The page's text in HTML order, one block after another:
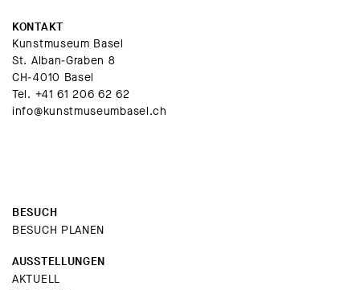
KONTAKT
Kunstmuseum Basel
St. Alban-Graben 8
CH-4010 Basel
Tel. +41 61 206 62 62
info@kunstmuseumbasel.ch
BESUCH
BESUCH PLANEN
AUSSTELLUNGEN
AKTUELL